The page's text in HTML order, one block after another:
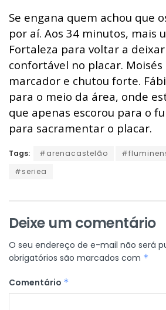
Se engana quem achou que
por aí. Aos 34 minutos, mais
Fortaleza para voltar a
confortável no placar.
marcador e chutou forte.
para o meio da área, onde
que apenas escorou para o
para sacramentar o placar.
Tags: #arenacastelão
#seriea
Deixe um comentário
O seu endereço de e-mail não será
obrigatórios são marcados com *
Comentário *